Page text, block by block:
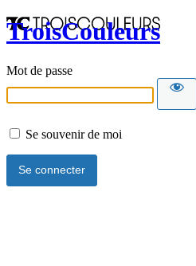
TroisCouleurs
Mot de passe
Se souvenir de moi